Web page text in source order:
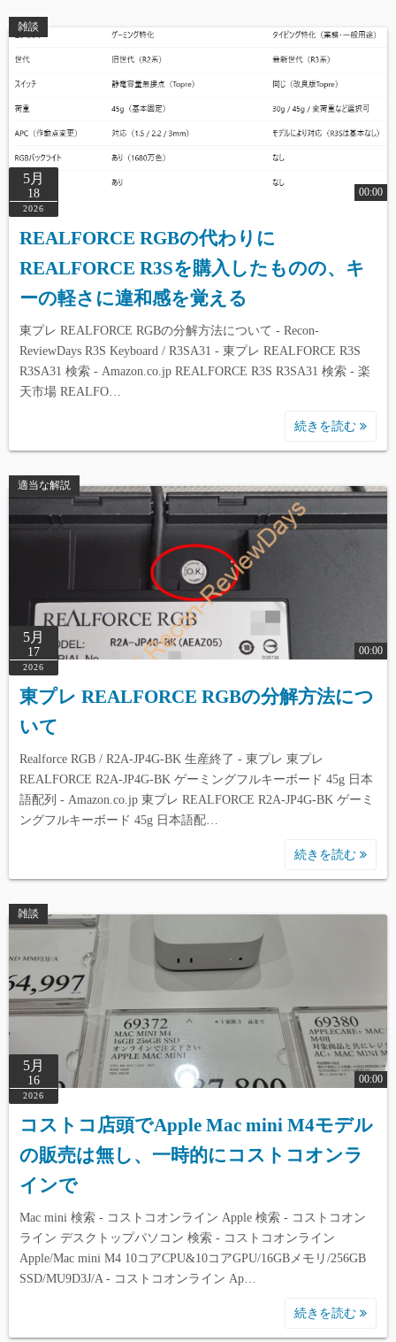
雑談
5月
18
2026
00:00
REALFORCE RGBの代わりに
REALFORCE R3Sを購入したものの、キ
ーの軽さに違和感を覚える
東プレ REALFORCE RGBの分解方法について - Recon-
ReviewDays R3S Keyboard / R3SA31 - 東プレ REALFORCE R3S
R3SA31 検索 - Amazon.co.jp REALFORCE R3S R3SA31 検索 - 楽
天市場 REALFO…
続きを読む
適当な解説
5月
17
2026
00:00
東プレ REALFORCE RGBの分解方法につ
いて
Realforce RGB / R2A-JP4G-BK 生産終了 - 東プレ 東プレ
REALFORCE R2A-JP4G-BK ゲーミングフルキーボード 45g 日本
語配列 - Amazon.co.jp 東プレ REALFORCE R2A-JP4G-BK ゲーミ
ングフルキーボード 45g 日本語配…
続きを読む
雑談
5月
16
2026
00:00
コストコ店頭でApple Mac mini M4モデル
の販売は無し、一時的にコストコオンラ
インで
Mac mini 検索 - コストコオンライン Apple 検索 - コストコオン
ライン デスクトップパソコン 検索 - コストコオンライン
Apple/Mac mini M4 10コアCPU&10コアGPU/16GBメモリ/256GB
SSD/MU9D3J/A - コストコオンライン Ap…
続きを読む